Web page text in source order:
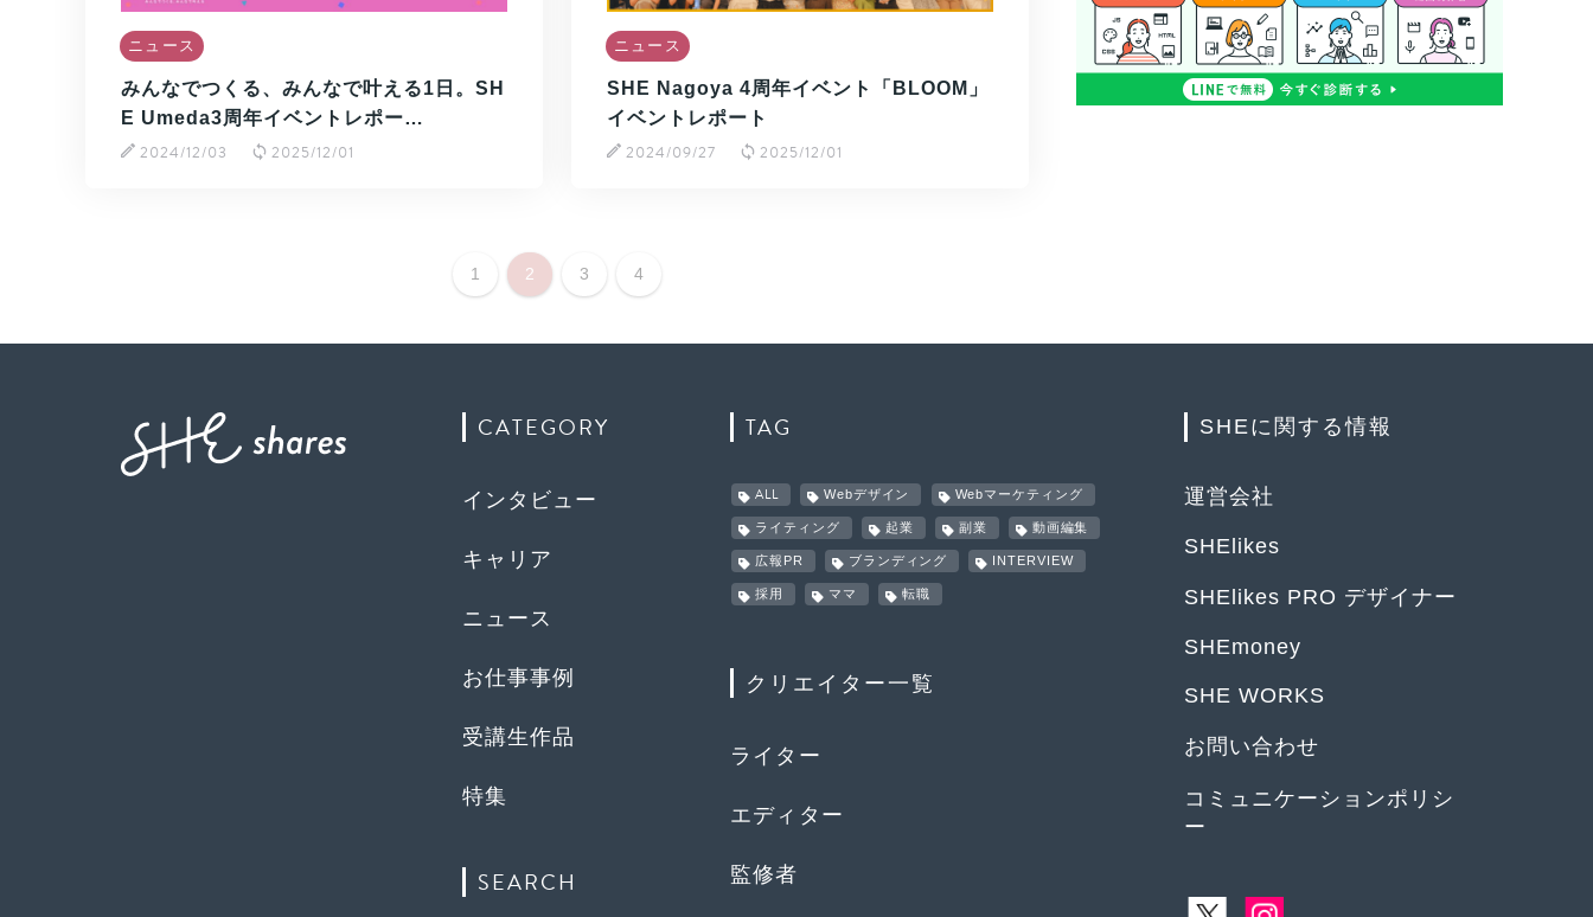
ニュース
みんなでつくる、みんなで叶える1日。SH
E Umeda3周年イベントレポー…
2024/12/03 2025/12/01
ニュース
SHE Nagoya 4周年イベント「BLOOM」
イベントレポート
2024/09/27 2025/12/01
1 2 3 4
CATEGORY
インタビュー
キャリア
ニュース
お仕事事例
受講生作品
特集
SEARCH
TAG
ALL Webデザイン Webマーケティング
ライティング 起業 副業 動画編集
広報PR ブランディング INTERVIEW
採用 ママ 転職
クリエイター一覧
ライター
エディター
監修者
SHEに関する情報
運営会社
SHElikes
SHElikes PRO デザイナー
SHEmoney
SHE WORKS
お問い合わせ
コミュニケーションポリシ
ー